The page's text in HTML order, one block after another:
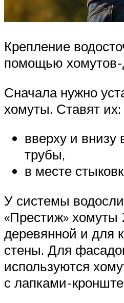
Крепление
помощью хомутов-
Сначала нужно
хомуты. Ставят их:
вверху и внизу
трубы,
в месте
У системы
«Престиж» хомуты
деревянной и для
стены. Для
используются
с лапками-